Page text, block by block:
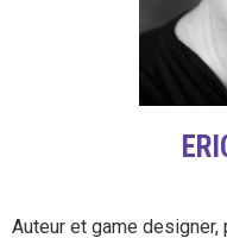
Auteur et game